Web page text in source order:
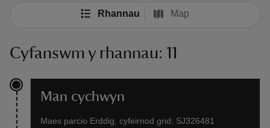
Rhannau Map
Cyfanswm y rhannau: 11
Man cychwyn
Maes parcio Erddig, cyfeirnod grid: SJ326481